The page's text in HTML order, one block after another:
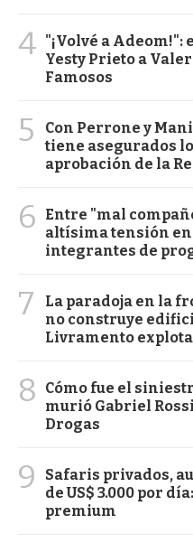
4 "¡Volvé a
Yesty Prieto a
Famosos
5
Con Perrone y
tiene asegurados
aprobación de la
6
Entre "mal
altísima tensión
integrantes de
7
La paradoja en la
no construye
Livramento
8
Cómo fue el
murió Gabriel
Drogas
9
Safaris privados,
de US$ 3.000 por
premium